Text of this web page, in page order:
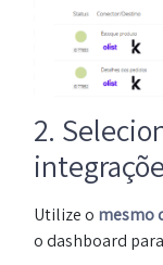
2.
Utilize o mesmo
o dashboard